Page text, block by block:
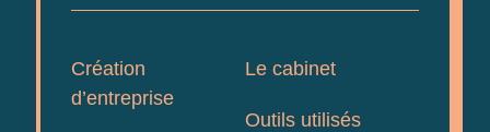
Création
d’entreprise
Le cabinet
Outils utilisés